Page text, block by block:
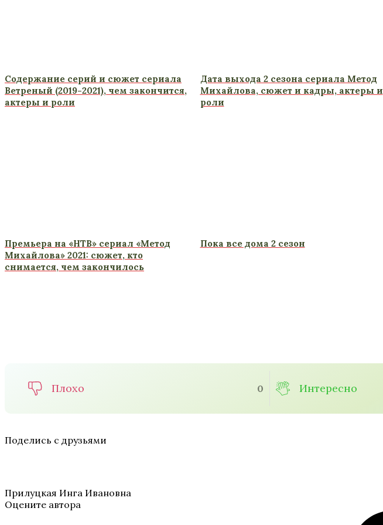
Содержание серий и сюжет сериала
Ветреный (2019-2021), чем закончится,
актеры и роли
Дата выхода 2 сезона сериала Метод
Михайлова, сюжет и кадры, актеры и
роли
Премьера на «НТВ» сериал «Метод
Михайлова» 2021: сюжет, кто
снимается, чем закончилось
Пока все дома 2 сезон
Плохо 0 Интересно
Поделись с друзьями
Прилуцкая Инга Ивановна
Оцените автора